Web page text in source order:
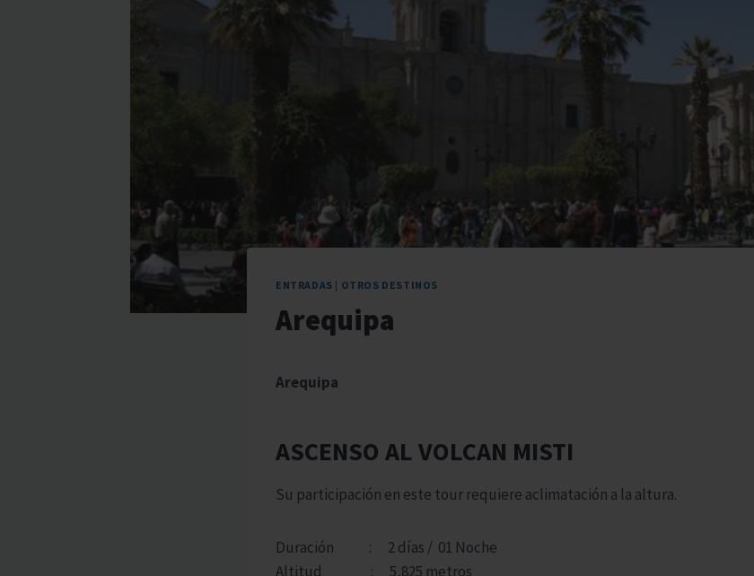
ENTRADAS | OTROS DESTINOS
Arequipa
Arequipa
ASCENSO AL VOLCAN MISTI
Su participación en este tour requiere aclimatación a la altura.
Duración : 2 días / 01 Noche
Altitud : 5,825 metros